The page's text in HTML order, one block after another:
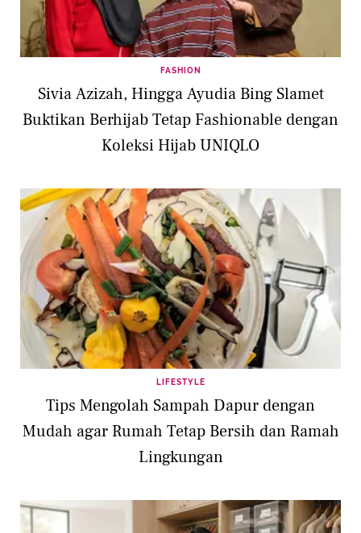
FASHION
Sivia Azizah, Hingga Ayudia Bing Slamet
Buktikan Berhijab Tetap Fashionable dengan
Koleksi Hijab UNIQLO
LIFESTYLE
Tips Mengolah Sampah Dapur dengan
Mudah agar Rumah Tetap Bersih dan Ramah
Lingkungan